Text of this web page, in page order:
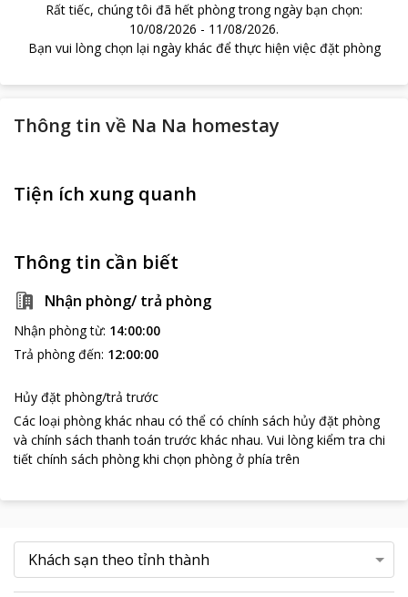
Rất tiếc, chúng tôi đã hết phòng trong ngày bạn chọn:
10/08/2026 - 11/08/2026.
Bạn vui lòng chọn lại ngày khác để thực hiện việc đặt phòng
Thông tin về Na Na homestay
Tiện ích xung quanh
Thông tin cần biết
Nhận phòng/ trả phòng
Nhận phòng từ: 14:00:00
Trả phòng đến: 12:00:00
Hủy đặt phòng/trả trước
Các loại phòng khác nhau có thể có chính sách hủy đặt phòng
và chính sách thanh toán trước khác nhau. Vui lòng kiểm tra chi
tiết chính sách phòng khi chọn phòng ở phía trên